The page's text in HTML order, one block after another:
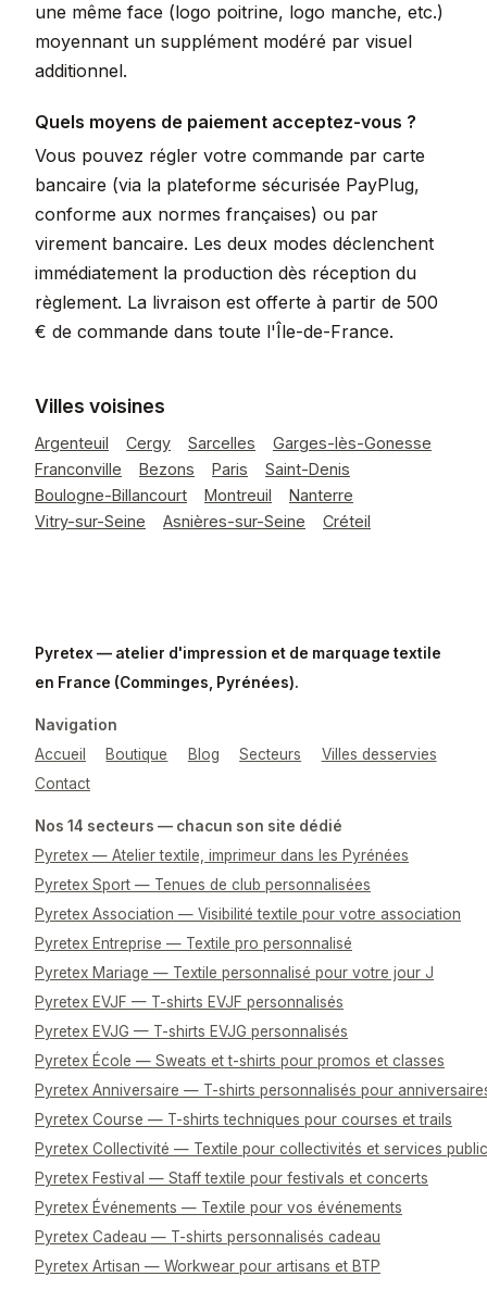
une même face (logo poitrine, logo manche, etc.)
moyennant un supplément modéré par visuel
additionnel.
Quels moyens de paiement acceptez-vous ?
Vous pouvez régler votre commande par carte
bancaire (via la plateforme sécurisée PayPlug,
conforme aux normes françaises) ou par
virement bancaire. Les deux modes déclenchent
immédiatement la production dès réception du
règlement. La livraison est offerte à partir de 500
€ de commande dans toute l'Île-de-France.
Villes voisines
Argenteuil Cergy Sarcelles
Garges-lès-Gonesse
Franconville
Bezons Paris
Saint-Denis
Boulogne-Billancourt
Montreuil
Nanterre
Vitry-sur-Seine
Asnières-sur-Seine Créteil
Pyretex — atelier d'impression et de marquage textile
en France (Comminges, Pyrénées).
Navigation
Accueil
Boutique Blog Secteurs
Villes desservies
Contact
Nos 14 secteurs — chacun son site dédié
Pyretex — Atelier textile, imprimeur dans les Pyrénées
Pyretex Sport — Tenues de club personnalisées
Pyretex Association — Visibilité textile pour votre association
Pyretex Entreprise — Textile pro personnalisé
Pyretex Mariage — Textile personnalisé pour votre jour J
Pyretex EVJF — T-shirts EVJF personnalisés
Pyretex EVJG — T-shirts EVJG personnalisés
Pyretex École — Sweats et t-shirts pour promos et classes
Pyretex Anniversaire — T-shirts personnalisés pour
Pyretex Course — T-shirts techniques pour courses et trails
Pyretex Collectivité — Textile pour collectivités et services
Pyretex Festival — Staff textile pour festivals et concerts
Pyretex Événements — Textile pour vos événements
Pyretex Cadeau — T-shirts personnalisés cadeau
Pyretex Artisan — Workwear pour artisans et BTP